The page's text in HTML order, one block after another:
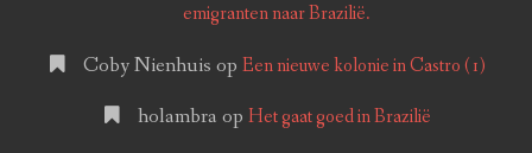
emigranten naar Brazilië.
Coby Nienhuis op Een nieuwe kolonie in Castro (1)
holambra op Het gaat goed in Brazilië